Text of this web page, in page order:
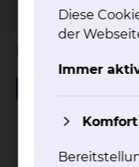
Diese
der
Immer
Komfort